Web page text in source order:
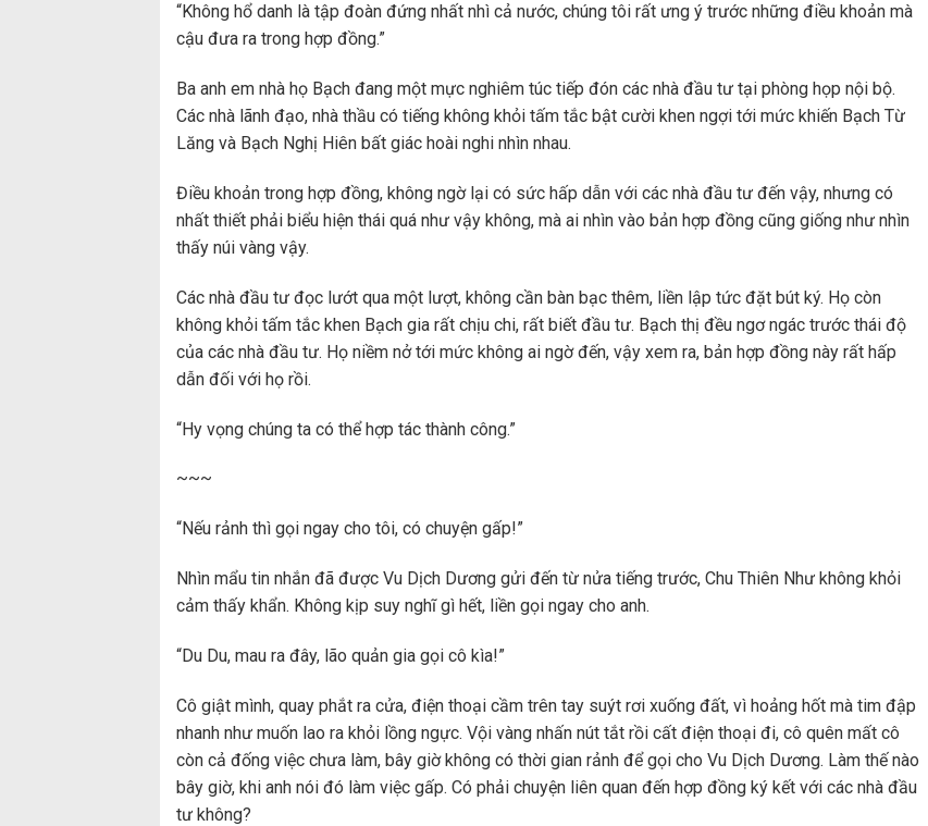
“Không hổ danh là tập đoàn đứng nhất nhì cả nước, chúng tôi rất ưng ý trước những điều khoản mà
cậu đưa ra trong hợp đồng.”
Ba anh em nhà họ Bạch đang một mực nghiêm túc tiếp đón các nhà đầu tư tại phòng họp nội bộ.
Các nhà lãnh đạo, nhà thầu có tiếng không khỏi tấm tắc bật cười khen ngợi tới mức khiến Bạch Từ
Lăng và Bạch Nghị Hiên bất giác hoài nghi nhìn nhau.
Điều khoản trong hợp đồng, không ngờ lại có sức hấp dẫn với các nhà đầu tư đến vậy, nhưng có
nhất thiết phải biểu hiện thái quá như vậy không, mà ai nhìn vào bản hợp đồng cũng giống như nhìn
thấy núi vàng vậy.
Các nhà đầu tư đọc lướt qua một lượt, không cần bàn bạc thêm, liền lập tức đặt bút ký. Họ còn
không khỏi tấm tắc khen Bạch gia rất chịu chi, rất biết đầu tư. Bạch thị đều ngơ ngác trước thái độ
của các nhà đầu tư. Họ niềm nở tới mức không ai ngờ đến, vậy xem ra, bản hợp đồng này rất hấp
dẫn đối với họ rồi.
“Hy vọng chúng ta có thể hợp tác thành công.”
~~~
“Nếu rảnh thì gọi ngay cho tôi, có chuyện gấp!”
Nhìn mẩu tin nhắn đã được Vu Dịch Dương gửi đến từ nửa tiếng trước, Chu Thiên Như không khỏi
cảm thấy khẩn. Không kịp suy nghĩ gì hết, liền gọi ngay cho anh.
“Du Du, mau ra đây, lão quản gia gọi cô kìa!”
Cô giật mình, quay phắt ra cửa, điện thoại cầm trên tay suýt rơi xuống đất, vì hoảng hốt mà tim đập
nhanh như muốn lao ra khỏi lồng ngực. Vội vàng nhấn nút tắt rồi cất điện thoại đi, cô quên mất cô
còn cả đống việc chưa làm, bây giờ không có thời gian rảnh để gọi cho Vu Dịch Dương. Làm thế nào
bây giờ, khi anh nói đó làm việc gấp. Có phải chuyện liên quan đến hợp đồng ký kết với các nhà đầu
tư không?